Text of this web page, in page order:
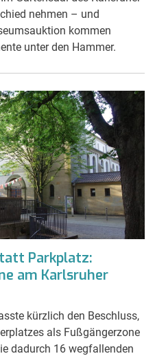
nehmen – und
kommen
unter den Hammer.
Parkplatz:
am Karlsruher
kürzlich den Beschluss,
als Fußgängerzone
dadurch 16 wegfallenden